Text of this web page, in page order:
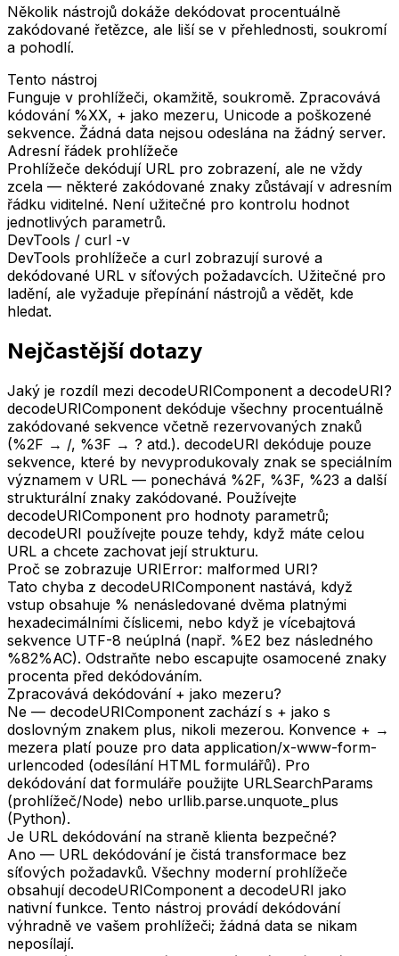
Několik nástrojů dokáže dekódovat procentuálně
zakódované řetězce, ale liší se v přehlednosti, soukromí
a pohodlí.
Tento nástroj
Funguje v prohlížeči, okamžitě, soukromě. Zpracovává
kódování %XX, + jako mezeru, Unicode a poškozené
sekvence. Žádná data nejsou odeslána na žádný server.
Adresní řádek prohlížeče
Prohlížeče dekódují URL pro zobrazení, ale ne vždy
zcela — některé zakódované znaky zůstávají v adresním
řádku viditelné. Není užitečné pro kontrolu hodnot
jednotlivých parametrů.
DevTools / curl -v
DevTools prohlížeče a curl zobrazují surové a
dekódované URL v síťových požadavcích. Užitečné pro
ladění, ale vyžaduje přepínání nástrojů a vědět, kde
hledat.
Nejčastější dotazy
Jaký je rozdíl mezi decodeURIComponent a decodeURI?
decodeURIComponent dekóduje všechny procentuálně
zakódované sekvence včetně rezervovaných znaků
(%2F → /, %3F → ? atd.). decodeURI dekóduje pouze
sekvence, které by nevyprodukovaly znak se speciálním
významem v URL — ponechává %2F, %3F, %23 a další
strukturální znaky zakódované. Používejte
decodeURIComponent pro hodnoty parametrů;
decodeURI používejte pouze tehdy, když máte celou
URL a chcete zachovat její strukturu.
Proč se zobrazuje URIError: malformed URI?
Tato chyba z decodeURIComponent nastává, když
vstup obsahuje % nenásledované dvěma platnými
hexadecimálními číslicemi, nebo když je vícebajtová
sekvence UTF-8 neúplná (např. %E2 bez následného
%82%AC). Odstraňte nebo escapujte osamocené znaky
procenta před dekódováním.
Zpracovává dekódování + jako mezeru?
Ne — decodeURIComponent zachází s + jako s
doslovným znakem plus, nikoli mezerou. Konvence + →
mezera platí pouze pro data application/x-www-form-
urlencoded (odesílání HTML formulářů). Pro
dekódování dat formuláře použijte URLSearchParams
(prohlížeč/Node) nebo urllib.parse.unquote_plus
(Python).
Je URL dekódování na straně klienta bezpečné?
Ano — URL dekódování je čistá transformace bez
síťových požadavků. Všechny moderní prohlížeče
obsahují decodeURIComponent a decodeURI jako
nativní funkce. Tento nástroj provádí dekódování
výhradně ve vašem prohlížeči; žádná data se nikam
neposílají.